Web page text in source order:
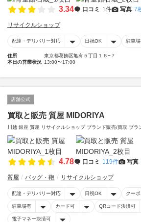
3.34 口コミ 1件 写真 7
リサイクルショップ
配達・デリバリー対応 日祝OK 駐車
住所
東京都葛飾区亀有５丁目１６−７
本日の営業状況 13:00〜17:00
店舗公式
買取と販売 質屋 MIDORIYA
川越 銀座 質屋 リサイクルショップ ブランド販売/買取 ブ
4.78 口コミ 119件 写真
質屋 バッグ・鞄 リサイクルショップ
配達・デリバリー対応 日祝OK クー
駐車場有 カード可 QRコード決済可
電子マネー決済可